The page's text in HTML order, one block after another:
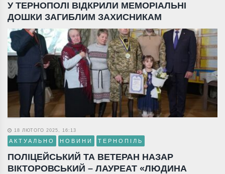
У ТЕРНОПОЛІ ВІДКРИЛИ МЕМОРІАЛЬНІ
ДОШКИ ЗАГИБЛИМ ЗАХИСНИКАМ
18 ЛЮТОГО 2025, 16:13
АКТУАЛЬНО НОВИНИ ТЕРНОПІЛЬ
ПОЛІЦЕЙСЬКИЙ ТА ВЕТЕРАН НАЗАР
ВІКТОРОВСЬКИЙ – ЛАУРЕАТ «ЛЮДИНА